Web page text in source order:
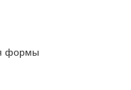
формы